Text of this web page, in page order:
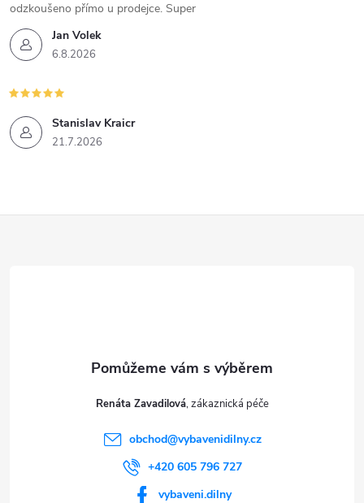
Jan Volek
6.8.2026
odzkoušeno přímo u prodejce. Super
Stanislav Kraicr
21.7.2026
Renáta Zavadilová
obchod@vybavenidilny.cz
+420 605 796 727
vybaveni.dilny